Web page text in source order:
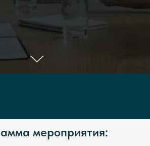
мероприятия: